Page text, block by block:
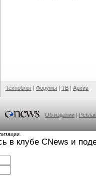
Техноблог | Форумы | ТВ | Архив
Об издании |
в клубе CNews и